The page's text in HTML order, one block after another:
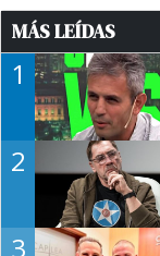
MÁS LEÍDAS
1
2
3